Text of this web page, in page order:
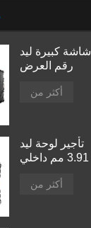
شاشة كبيرة ليد
رقم العرض
أكثر من
تأجير لوحة ليد
3.91 مم داخلي
أكثر من